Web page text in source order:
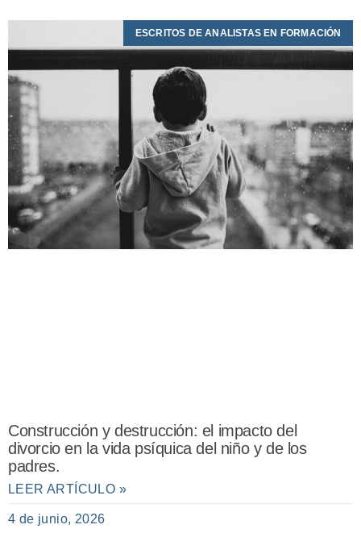
ESCRITOS DE ANALISTAS EN FORMACIÓN
Construcción y destrucción: el impacto del
divorcio en la vida psíquica del niño y de los
padres.
LEER ARTÍCULO »
4 de junio, 2026